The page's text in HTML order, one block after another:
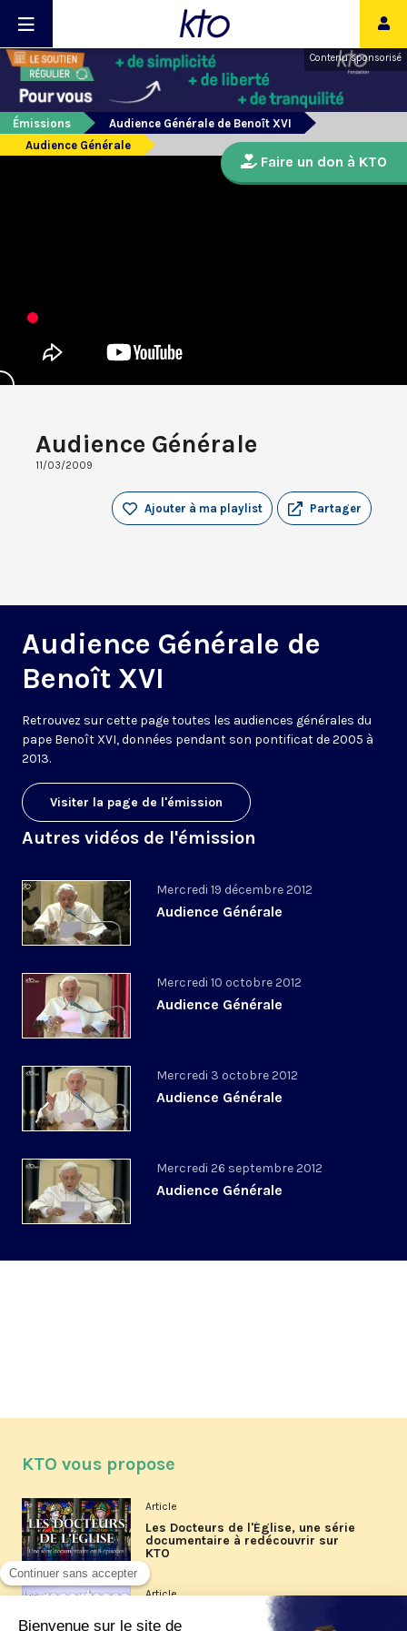
Contenu sponsorisé
Émissions
Audience Générale de Benoît XVI
Audience Générale
Audience Générale
11/03/2009
Partager
Ajouter à ma playlist
Audience Générale de
Benoît XVI
Retrouvez sur cette page toutes les audiences générales du
pape Benoît XVI, données pendant son pontificat de 2005 à
2013.
Visiter la page de l'émission
Autres vidéos de l'émission
Mercredi 19 décembre 2012
Audience Générale
Mercredi 10 octobre 2012
Audience Générale
Mercredi 3 octobre 2012
Audience Générale
Mercredi 26 septembre 2012
Audience Générale
Faire un don à KTO
KTO vous propose
Article
Les Docteurs de l'Église, une série
documentaire à redécouvrir sur
KTO
Article
Les reportages d'été 2026 de KTO